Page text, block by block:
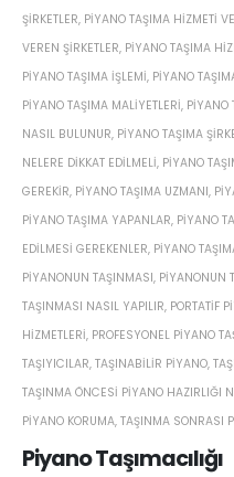
Piyano Taşımacılığı
ŞIRKETLER, PIYANO TAŞIMA HIZMETI
VEREN ŞIRKETLER, PIYANO TAŞIMA
PIYANO TAŞIMA IŞLEMI, PIYANO
PIYANO TAŞIMA MALIYETLERI, PIYANO
NASIL BULUNUR, PIYANO TAŞIMA
NELERE DIKKAT EDILMELI, PIYANO
GEREKIR, PIYANO TAŞIMA UZMANI,
PIYANO TAŞIMA YAPANLAR, PIYANO
EDILMESI GEREKENLER, PIYANO
PIYANONUN TAŞINMASI, PIYANONUN
TAŞINMASI NASIL YAPILIR, PORTATIF
HIZMETLERI, PROFESYONEL PIYANO
TAŞIYICILAR, TAŞINABILIR PIYANO,
TAŞINMA ÖNCESI PIYANO HAZIRLIĞI
PIYANO KORUMA, TAŞINMA SONRASI